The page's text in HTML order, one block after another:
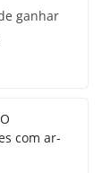
ganhar
com ar-